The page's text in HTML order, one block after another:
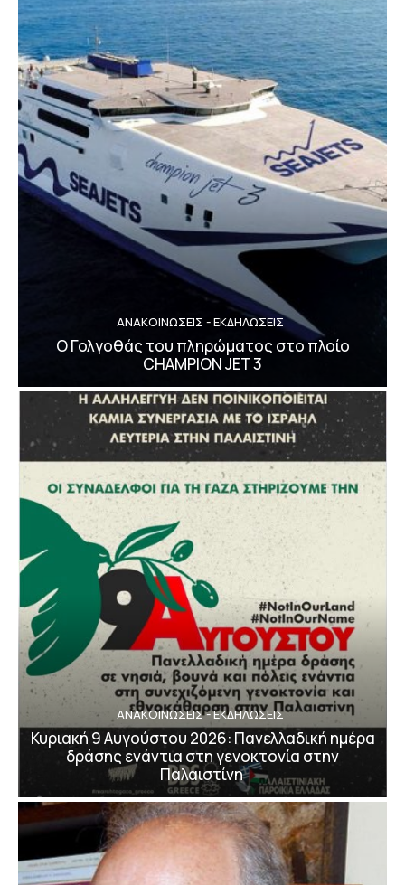
ΑΝΑΚΟΙΝΩΣΕΙΣ - ΕΚΔΗΛΩΣΕΙΣ
Ο Γολγοθάς του πληρώματος στο πλοίο
CHAMPION JET 3
ΑΝΑΚΟΙΝΩΣΕΙΣ - ΕΚΔΗΛΩΣΕΙΣ
Κυριακή 9 Αυγούστου 2026: Πανελλαδική ημέρα
δράσης ενάντια στη γενοκτονία στην
Παλαιστίνη